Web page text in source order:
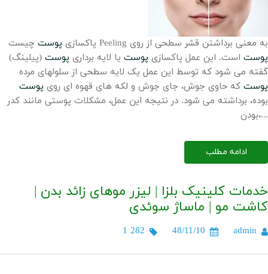
پاکسازی پوست
چیست Peeling به معنی برداشتن قشر سطحی از روی
پوست است. این عمل پاکسازی پوست یا لایه برداری پوست (پیلینگ)
گفته می شود که توسط این عمل یک لایه سطحی از سلولهای مرده
پوست که حاوی جوش، جای جوش و لکه های قهوه ای روی پوست
بوده، برداشته می شود. در نتیجه این عمل، مشکلات پوستی مانند کدر
بودن،...
ادامه مطلب
خدمات کلینیک بلزا | لیزر موهای زائد بدن |
کاشت مو | ماساژ سوئدی
admin
48/11/10
1 282